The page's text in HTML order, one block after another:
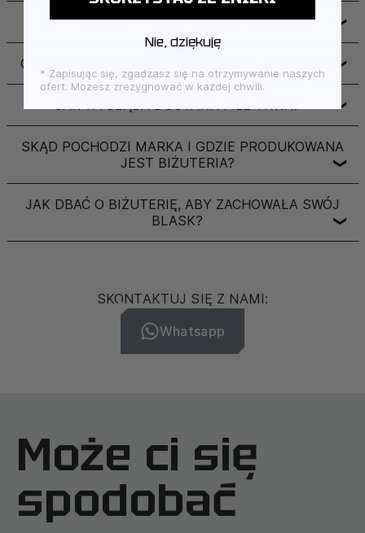
CZY PRODUKTY OBJĘTE SĄ GWARANCJĄ? ❯
CZY MOGĘ ZWRÓCIĆ LUB WYMIENIĆ PRODUKT? ❯
❯
SKĄD POCHODZI MARKA I GDZIE PRODUKOWANA
JEST BIŻUTERIA?
❯
JAK DBAĆ O BIŻUTERIĘ, ABY ZACHOWAŁA SWÓJ
BLASK?
❯
SKONTAKTUJ SIĘ Z NAMI:
Whatsapp
Może ci się
spodobać
Nie, dziękuję
* Zapisując się, zgadzasz się na otrzymywanie naszych
ofert. Możesz zrezygnować w każdej chwili.